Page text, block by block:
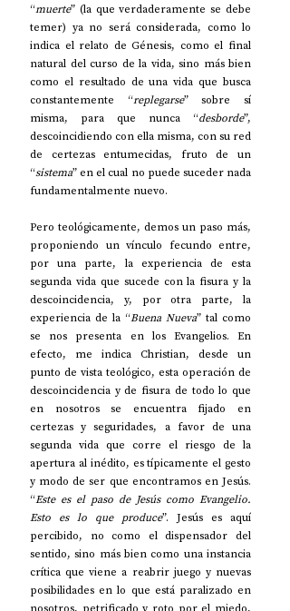
“muerte” (la que verdaderamente se debe
temer) ya no será considerada, como lo
indica el relato de Génesis, como el final
natural del curso de la vida, sino más bien
como el resultado de una vida que busca
constantemente “replegarse” sobre sí
misma, para que nunca “desborde”,
descoincidiendo con ella misma, con su red
de certezas entumecidas, fruto de un
“sistema” en el cual no puede suceder nada
fundamentalmente nuevo.
Pero teológicamente, demos un paso más,
proponiendo un vínculo fecundo entre,
por una parte, la experiencia de esta
segunda vida que sucede con la fisura y la
descoincidencia, y, por otra parte, la
experiencia de la “Buena Nueva” tal como
se nos presenta en los Evangelios. En
efecto, me indica Christian, desde un
punto de vista teológico, esta operación de
descoincidencia y de fisura de todo lo que
en nosotros se encuentra fijado en
certezas y seguridades, a favor de una
segunda vida que corre el riesgo de la
apertura al inédito, es típicamente el gesto
y modo de ser que encontramos en Jesús.
“Este es el paso de Jesús como Evangelio.
Esto es lo que produce”. Jesús es aquí
percibido, no como el dispensador del
sentido, sino más bien como una instancia
crítica que viene a reabrir juego y nuevas
posibilidades en lo que está paralizado en
nosotros, petrificado y roto por el miedo,